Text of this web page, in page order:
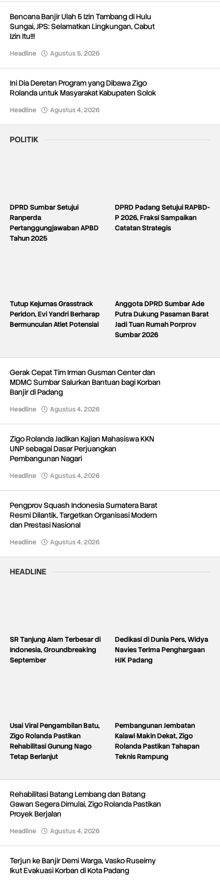
Bencana Banjir Ulah 5 Izin Tambang di Hulu
Sungai, JPS: Selamatkan Lingkungan, Cabut
Izin Itu!!!
Headline Agustus 5, 2026
Ini Dia Deretan Program yang Dibawa Zigo
Rolanda untuk Masyarakat Kabupaten Solok
Headline Agustus 4, 2026
POLITIK
DPRD Sumbar Setujui
Ranperda
Pertanggungjawaban APBD
Tahun 2025
DPRD Padang Setujui RAPBD-
P 2026, Fraksi Sampaikan
Catatan Strategis
Tutup Kejurnas Grasstrack
Peridon, Evi Yandri Berharap
Bermunculan Atlet Potensial
Anggota DPRD Sumbar Ade
Putra Dukung Pasaman Barat
Jadi Tuan Rumah Porprov
Sumbar 2026
Gerak Cepat Tim Irman Gusman Center dan
MDMC Sumbar Salurkan Bantuan bagi Korban
Banjir di Padang
Headline Agustus 4, 2026
Zigo Rolanda Jadikan Kajian Mahasiswa KKN
UNP sebagai Dasar Perjuangkan
Pembangunan Nagari
Headline Agustus 4, 2026
Pengprov Squash Indonesia Sumatera Barat
Resmi Dilantik, Targetkan Organisasi Modern
dan Prestasi Nasional
Headline Agustus 4, 2026
HEADLINE
SR Tanjung Alam Terbesar di
Indonesia, Groundbreaking
September
Dedikasi di Dunia Pers, Widya
Navies Terima Penghargaan
HJK Padang
Usai Viral Pengambilan Batu,
Zigo Rolanda Pastikan
Rehabilitasi Gunung Nago
Tetap Berlanjut
Pembangunan Jembatan
Kalawi Makin Dekat, Zigo
Rolanda Pastikan Tahapan
Teknis Rampung
Rehabilitasi Batang Lembang dan Batang
Gawan Segera Dimulai, Zigo Rolanda Pastikan
Proyek Berjalan
Headline Agustus 4, 2026
Terjun ke Banjir Demi Warga, Vasko Ruseimy
Ikut Evakuasi Korban di Kota Padang